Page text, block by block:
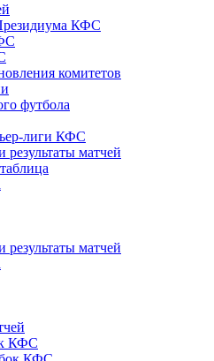
КФС
комитетов
футбола
лиги КФС
результаты матчей
результаты матчей
КФС